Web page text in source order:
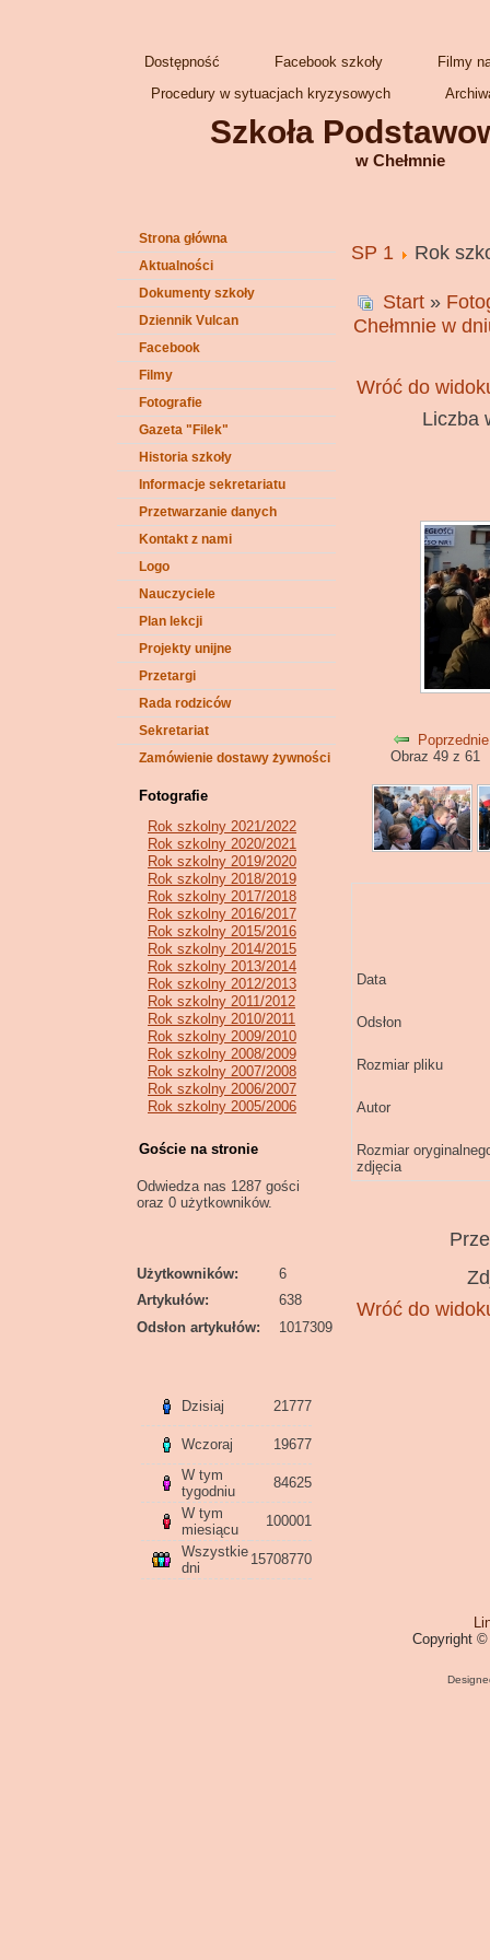
Dostępność Facebook szkoły
Filmy
Procedury w sytuacjach kryzysowych
Szkoła
w Chełmnie
Strona główna
Aktualności
Dokumenty szkoły
Dziennik Vulcan
Facebook
Filmy
Fotografie
Gazeta "Filek"
Historia szkoły
Informacje sekretariatu
Przetwarzanie danych
Kontakt z nami
Logo
Nauczyciele
Plan lekcji
Projekty unijne
Przetargi
Rada rodziców
Sekretariat
Zamówienie dostawy żywności
Fotografie
Rok szkolny 2021/2022
Rok szkolny 2020/2021
Rok szkolny 2019/2020
Rok szkolny 2018/2019
Rok szkolny 2017/2018
Rok szkolny 2016/2017
Rok szkolny 2015/2016
Rok szkolny 2014/2015
Rok szkolny 2013/2014
Rok szkolny 2012/2013
Rok szkolny 2011/2012
Rok szkolny 2010/2011
Rok szkolny 2009/2010
Rok szkolny 2008/2009
Rok szkolny 2007/2008
Rok szkolny 2006/2007
Rok szkolny 2005/2006
Goście na stronie
Odwiedza nas 1287 gości
oraz 0 użytkowników.
Użytkowników:
6
Artykułów:
638
Odsłon artykułów:
1017309
Dzisiaj 21777
Wczoraj
19677
W tym
tygodniu
84625
W tym
miesiącu
100001
Wszystkie
dni
15708770
SP 1 Rok
Start »
Chełmnie w
Wróć do
Liczba
Poprzednie
Obraz 49 z 61
Data
Odsłon
Rozmiar pliku
Autor
Rozmiar
zdjęcia
Wróć do
Copyright ©